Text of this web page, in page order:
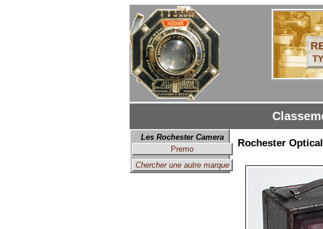
Les Rochester Camera
Premo
Chercher une autre marque
Rochester